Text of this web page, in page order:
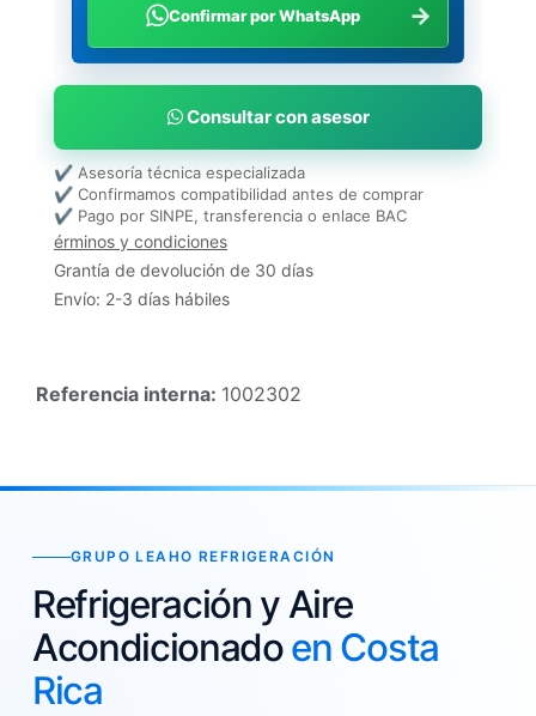
Confirmar por WhatsApp →
Consultar con asesor
✔ Asesoría técnica especializada
✔ Confirmamos compatibilidad antes de comprar
✔ Pago por SINPE, transferencia o enlace BAC
érminos y condiciones
Grantía de devolución de 30 días
Envío: 2-3 días hábiles
Referencia interna: 1002302
GRUPO LEAHO REFRIGERACIÓN
Refrigeración y Aire
Acondicionadoen Costa
Rica